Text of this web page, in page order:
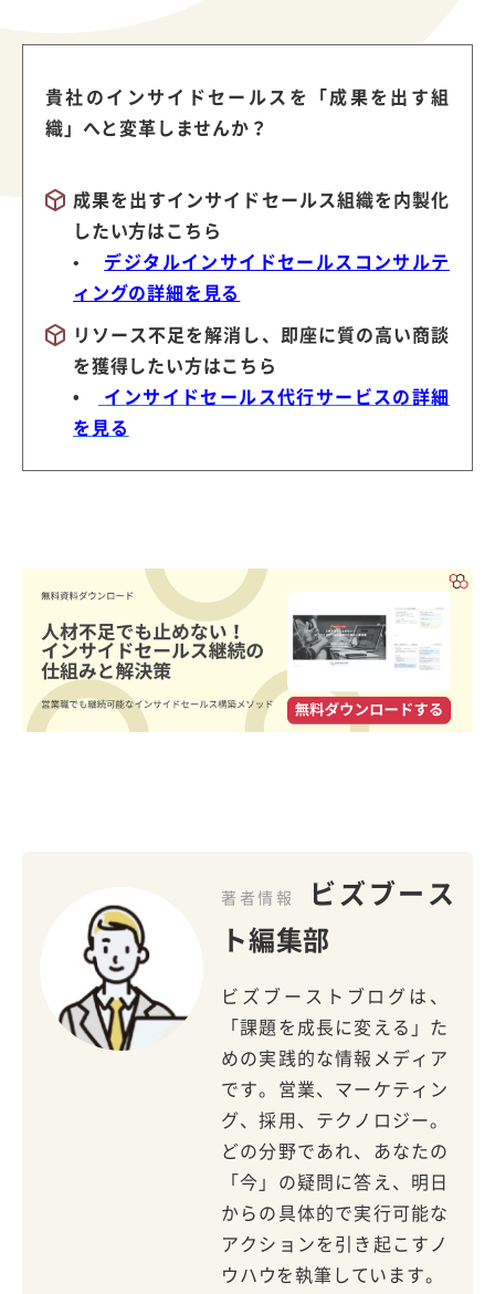
貴社のインサイドセールスを「成果を出す組
織」へと変革しませんか？
成果を出すインサイドセールス組織を内製化
したい方はこちら
•
デジタルインサイドセールスコンサルテ
ィングの詳細を見る
リソース不足を解消し、即座に質の高い商談
を獲得したい方はこちら
•
インサイドセールス代行サービスの詳細
を見る
著者情報
ビズブース
ト編集部
ビズブーストブログは、
「課題を成長に変える」た
めの実践的な情報メディア
です。営業、マーケティン
グ、採用、テクノロジー。
どの分野であれ、あなたの
「今」の疑問に答え、明日
からの具体的で実行可能な
アクションを引き起こすノ
ウハウを執筆しています。